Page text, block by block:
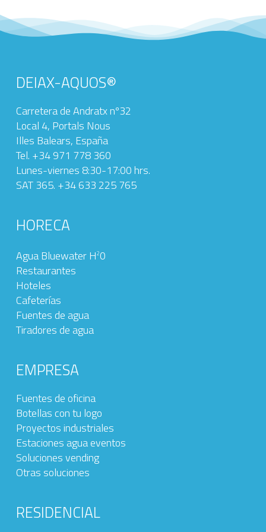
DEIAX-AQUOS®
Carretera de Andratx nº32
Local 4, Portals Nous
Illes Balears, España
Tel. +34 971 778 360‬
Lunes-viernes 8:30-17:00 hrs.
SAT 365. +34 633 225 765
HORECA
Agua Bluewater H20
Restaurantes
Hoteles
Cafeterías
Fuentes de agua
Tiradores de agua
EMPRESA
Fuentes de oficina
Botellas con tu logo
Proyectos industriales
Estaciones agua eventos
Soluciones vending
Otras soluciones
RESIDENCIAL